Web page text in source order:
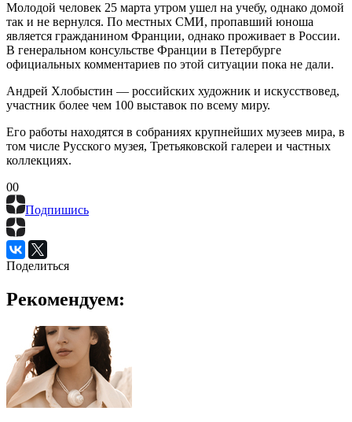
Молодой человек 25 марта утром ушел на учебу, однако домой
так и не вернулся. По местных СМИ, пропавший юноша
является гражданином Франции, однако проживает в России.
В генеральном консульстве Франции в Петербурге
официальных комментариев по этой ситуации пока не дали.
Андрей Хлобыстин — российских художник и искусствовед,
участник более чем 100 выставок по всему миру.
Его работы находятся в собраниях крупнейших музеев мира, в
том числе Русского музея, Третьяковской галереи и частных
коллекциях.
00
Подпишись
Поделиться
Рекомендуем: